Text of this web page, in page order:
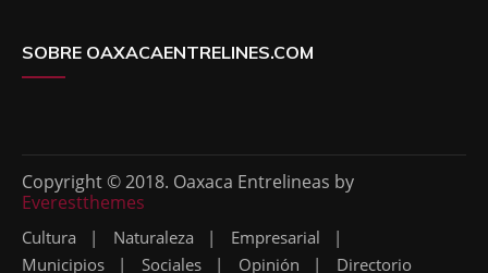
SOBRE OAXACAENTRELINES.COM
Copyright © 2018. Oaxaca Entrelineas by
Everestthemes
Cultura Naturaleza
Empresarial
Municipios
Sociales Opinión Directorio